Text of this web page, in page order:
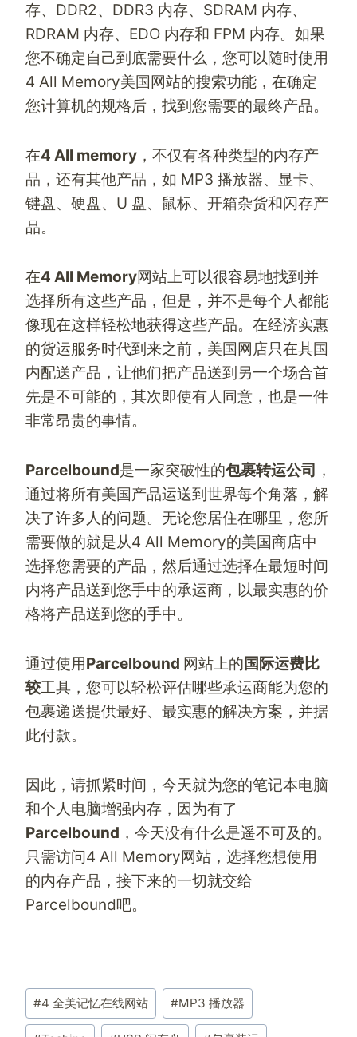
存、DDR2、DDR3 内存、SDRAM 内存、
RDRAM 内存、EDO 内存和 FPM 内存。如果
您不确定自己到底需要什么，您可以随时使用
4 All Memory美国网站的搜索功能，在确定
您计算机的规格后，找到您需要的最终产品。
在4 All memory ，不仅有各种类型的内存产
品，还有其他产品，如 MP3 播放器、显卡、
键盘、硬盘、U 盘、鼠标、开箱杂货和闪存产
品。
在4 All Memory网站上可以很容易地找到并
选择所有这些产品，但是，并不是每个人都能
像现在这样轻松地获得这些产品。在经济实惠
的货运服务时代到来之前， 美国网店只在其国
内配送产品，让他们把产品送到另一个场合首
先是不可能的，其次即使有人同意，也是一件
非常昂贵的事情。
Parcelbound是一家突破性的包裹转运公司 ，
通过将所有美国产品运送到世界每个角落，解
决了许多人的问题。无论您居住在哪里，您所
需要做的就是从4 All Memory的美国商店中
选择您需要的产品，然后通过选择在最短时间
内将产品送到您手中的承运商，以最实惠的价
格将产品送到您的手中。
通过使用Parcelbound 网站上的国际运费比
较工具，您可以轻松评估哪些承运商能为您的
包裹递送提供最好、最实惠的解决方案，并据
此付款。
因此，请抓紧时间，今天就为您的笔记本电脑
和个人电脑增强内存，因为有了
Parcelbound ，今天没有什么是遥不可及的。
只需访问4 All Memory网站，选择您想使用
的内存产品，接下来的一切就交给
Parcelbound吧。
文
章
#4 全美记忆在线网站 #MP3 播放器